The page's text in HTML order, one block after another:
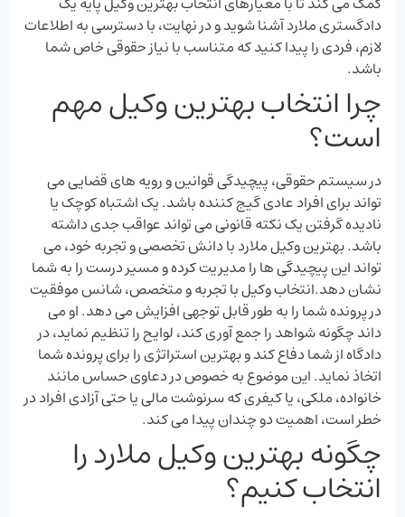
دادگستری ملارد آشنا شوید و در نهایت، با دسترسی به اطلاعات
لازم، فردی را پیدا کنید که متناسب با نیاز حقوقی خاص شما
باشد.
چرا انتخاب بهترین وکیل مهم
است؟
در سیستم حقوقی، پیچیدگی قوانین و رویه ‌های قضایی می
‌تواند برای افراد عادی گیج‌ کننده باشد. یک اشتباه کوچک یا
نادیده گرفتن یک نکته قانونی می‌ تواند عواقب جدی داشته
باشد. بهترین وکیل ملارد با دانش تخصصی و تجربه خود، می‌
تواند این پیچیدگی ‌ها را مدیریت کرده و مسیر درست را به شما
نشان دهد.انتخاب وکیل با تجربه و متخصص، شانس موفقیت
در پرونده شما را به طور قابل توجهی افزایش می ‌دهد. او می‌
داند چگونه شواهد را جمع ‌آوری کند، لوایح را تنظیم نماید، در
دادگاه از شما دفاع کند و بهترین استراتژی را برای پرونده شما
اتخاذ نماید. این موضوع به خصوص در دعاوی حساس مانند
خانواده، ملکی، یا کیفری که سرنوشت مالی یا حتی آزادی افراد در
خطر است، اهمیت دو چندان پیدا می ‌کند.
چگونه بهترین وکیل ملارد را
انتخاب کنیم؟